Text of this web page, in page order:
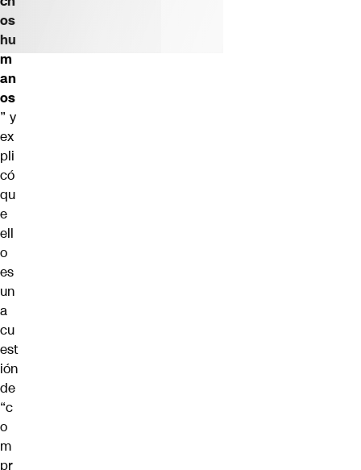
os
hu
m
an
os
” y
ex
pli
có
qu
e
ell
o
es
un
a
cu
est
ión
de
“c
o
m
pr